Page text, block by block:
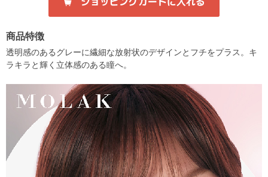
商品特徴
透明感のあるグレーに繊細な放射状のデザインとフチをプラス。キ
ラキラと輝く立体感のある瞳へ。